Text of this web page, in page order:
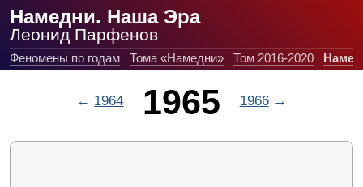
Намедни. Наша Эра
Леонид Парфенов
Феномены по годам Тома «Намедни» Том 2016-2020
← 1964 1965 1966→